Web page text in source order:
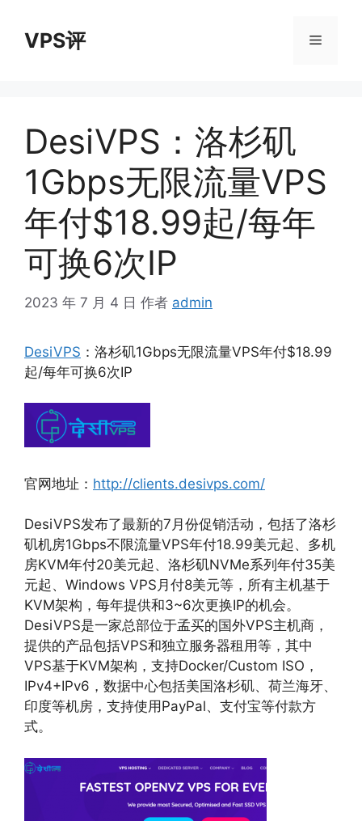
VPS评 菜
DesiVPS：洛杉矶
1Gbps无限流量VPS
年付$18.99起/每年
可换6次IP
2023 年 7 月 4 日 作者 admin
DesiVPS ：洛杉矶1Gbps无限流量VPS年付$18.99
起/每年可换6次IP
官网地址： http://clients.desivps.com/
DesiVPS发布了最新的7月份促销活动，包括了洛杉
矶机房1Gbps不限流量VPS年付18.99美元起、多机
房KVM年付20美元起、洛杉矶NVMe系列年付35美
元起、Windows VPS月付8美元等，所有主机基于
KVM架构，每年提供和3~6次更换IP的机会。
DesiVPS是一家总部位于孟买的国外VPS主机商，
提供的产品包括VPS和独立服务器租用等，其中
VPS基于KVM架构，支持Docker/Custom ISO，
IPv4+IPv6，数据中心包括美国洛杉矶、荷兰海牙、
印度等机房，支持使用PayPal、支付宝等付款方
式。